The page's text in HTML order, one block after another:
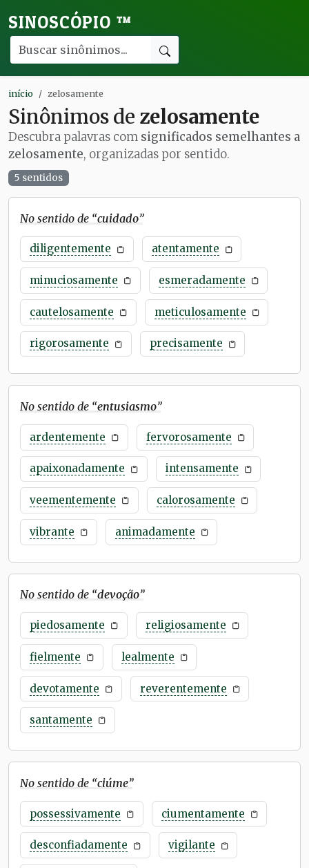
SINOSCÓPIO ™
início zelosamente
Sinônimos de zelosamente
Descubra palavras com significados semelhantes a
zelosamente, organizadas por sentido.
5 sentidos
No sentido de “cuidado”
diligentemente atentamente
minuciosamente esmeradamente
cautelosamente meticulosamente
rigorosamente precisamente
No sentido de “entusiasmo”
ardentemente fervorosamente
apaixonadamente intensamente
veementemente calorosamente
vibrante animadamente
No sentido de “devoção”
piedosamente religiosamente
fielmente lealmente
devotamente reverentemente
santamente
No sentido de “ciúme”
possessivamente ciumentamente
desconfiadamente vigilante